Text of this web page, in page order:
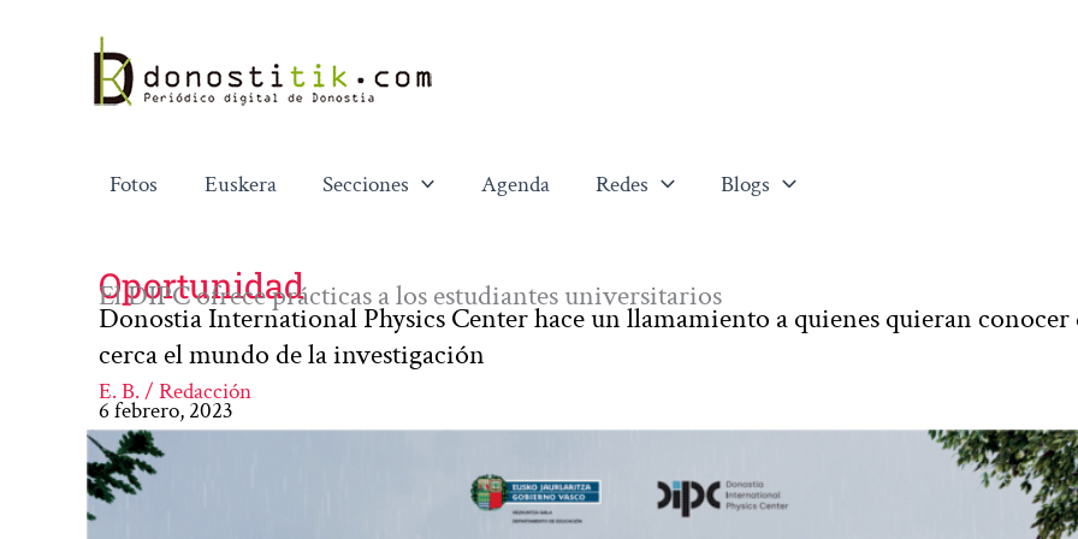
contenido
Fotos Euskera Secciones Agenda Redes Blogs
Oportunidad
El DIPC ofrece prácticas a los estudiantes universitarios
Donostia International Physics Center hace un llamamiento a quienes quieran conocer
cerca el mundo de la investigación
E. B. / Redacción
6 febrero, 2023